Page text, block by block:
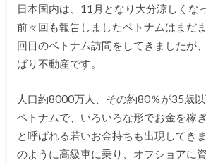
日本国内は、11月となり大分涼しくな
前々回も報告しましたベトナムはまだ
回目のベトナム訪問をしてきましたが
ばり不動産です。
人口約8000万人、その約80％が35歳
ベトナムで、いろいろな形でお金を稼
と呼ばれる若いお金持ちも出現してき
のように高級車に乗り、オフショアに